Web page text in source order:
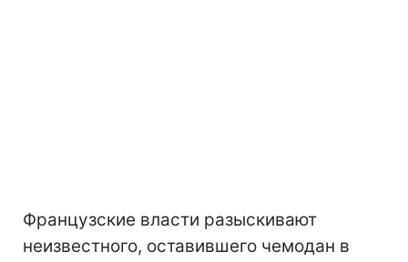
Французские власти разыскивают
неизвестного, оставившего чемодан в